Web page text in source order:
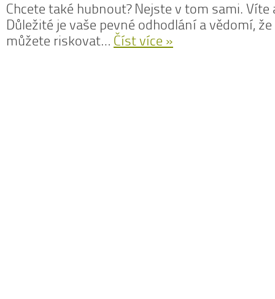
Chcete také hubnout? Nejste v tom sami. Víte
Důležité je vaše pevné odhodlání a vědomí,
můžete riskovat… Číst více »